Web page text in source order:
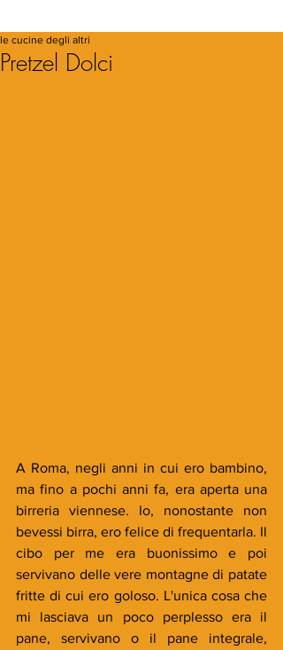
Pretzel Dolci
le cucine degli altri
A Roma, negli anni in cui ero bambino,
ma fino a pochi anni fa, era aperta una
birreria viennese. Io, nonostante non
bevessi birra, ero felice di frequentarla. Il
cibo per me era buonissimo e poi
servivano delle vere montagne di patate
fritte di cui ero goloso. L'unica cosa che
mi lasciava un poco perplesso era il
pane, servivano o il pane integrale,